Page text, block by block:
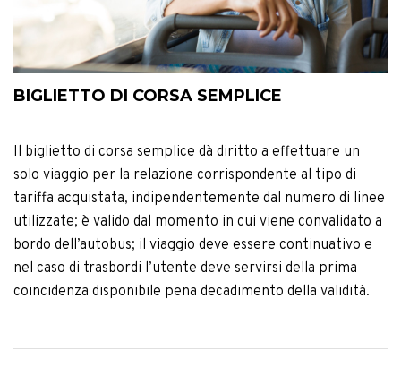
BIGLIETTO DI CORSA SEMPLICE
Il biglietto di corsa semplice dà diritto a effettuare un
solo viaggio per la relazione corrispondente al tipo di
tariffa acquistata, indipendentemente dal numero di linee
utilizzate; è valido dal momento in cui viene convalidato a
bordo dell’autobus; il viaggio deve essere continuativo e
nel caso di trasbordi l’utente deve servirsi della prima
coincidenza disponibile pena decadimento della validità.